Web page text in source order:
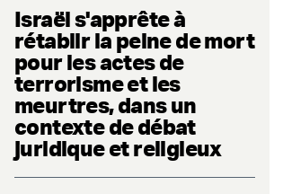
Israël s'apprête à
rétablir la peine de mort
pour les actes de
terrorisme et les
meurtres, dans un
contexte de débat
juridique et religieux